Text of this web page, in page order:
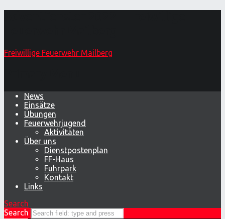
Freiwillige Feuerwehr Mailberg
News
Einsätze
Übungen
Feuerwehrjugend
Aktivitäten
Über uns
Dienstpostenplan
FF-Haus
Fuhrpark
Kontakt
Links
Search
Search